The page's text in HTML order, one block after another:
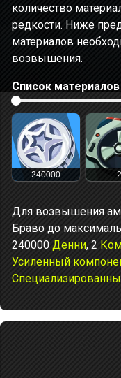
количество
редкости. Ниже
материалов
возвышения.
Список материалов
240000 2
Для возвышения
Браво до
240000 Денни, 2
Усиленный